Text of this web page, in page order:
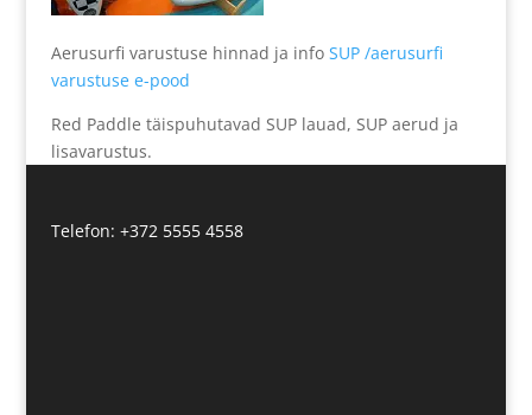
Aerusurfi varustuse hinnad ja info SUP /aerusurfi
varustuse e-pood
Red Paddle täispuhutavad SUP lauad, SUP aerud ja
lisavarustus.
Telefon: +372 5555 4558